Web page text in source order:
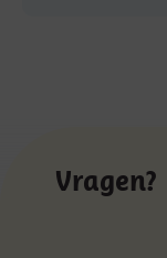
Vragen?